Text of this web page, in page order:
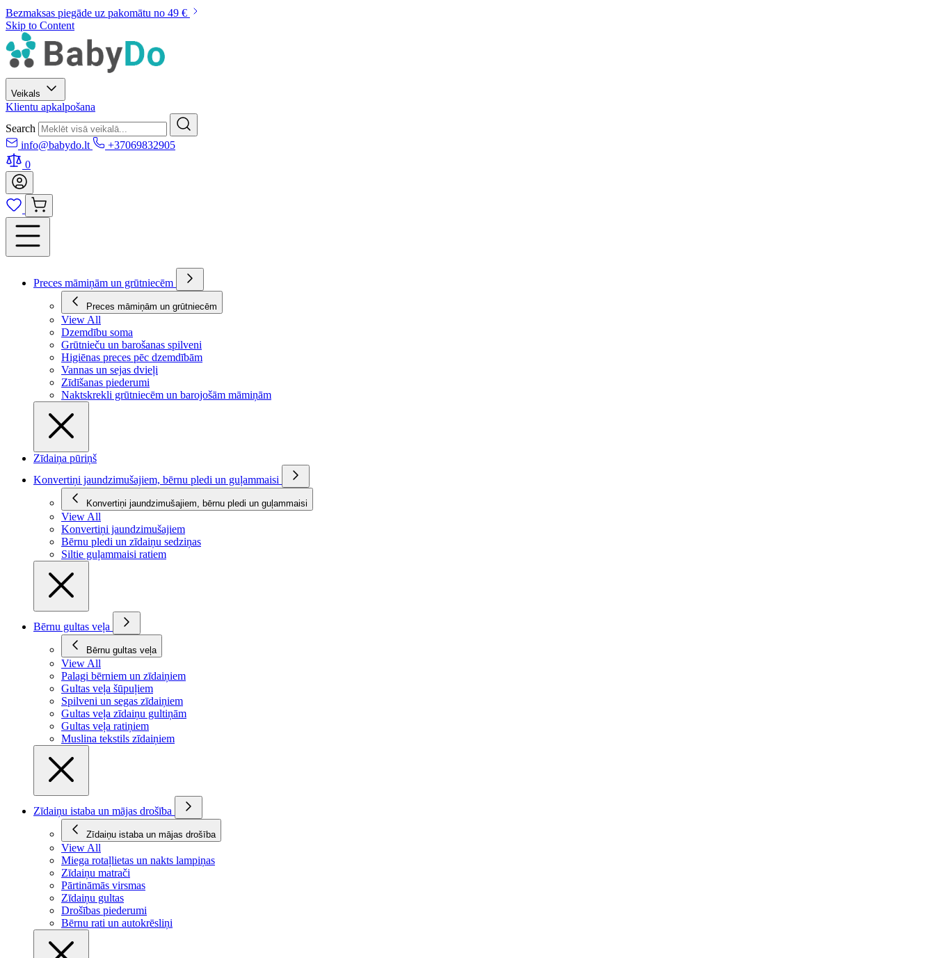
Bezmaksas piegāde uz pakomātu no 49 €
Skip to Content
Veikals
Klientu apkalpošana
Search
info@babydo.lt
+37069832905
0
Preces māmiņām un grūtniecēm
Preces māmiņām un grūtniecēm
View All
Dzemdību soma
Grūtnieču un barošanas spilveni
Higiēnas preces pēc dzemdībām
Vannas un sejas dvieļi
Zīdīšanas piederumi
Naktskrekli grūtniecēm un barojošām māmiņām
Zīdaiņa pūriņš
Konvertiņi jaundzimušajiem, bērnu pledi un guļammaisi
Konvertiņi jaundzimušajiem, bērnu pledi un guļammaisi
View All
Konvertiņi jaundzimušajiem
Bērnu pledi un zīdaiņu sedziņas
Siltie guļammaisi ratiem
Bērnu gultas veļa
Bērnu gultas veļa
View All
Palagi bērniem un zīdaiņiem
Gultas veļa šūpuļiem
Spilveni un segas zīdaiņiem
Gultas veļa zīdaiņu gultiņām
Gultas veļa ratiņiem
Muslina tekstils zīdaiņiem
Zīdaiņu istaba un mājas drošība
Zīdaiņu istaba un mājas drošība
View All
Miega rotaļlietas un nakts lampiņas
Zīdaiņu matrači
Pārtināmās virsmas
Zīdaiņu gultas
Drošības piederumi
Bērnu rati un autokrēsliņi